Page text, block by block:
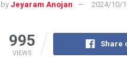
by Jeyaram Anojan 2024/10/
995
VIEWS
Share